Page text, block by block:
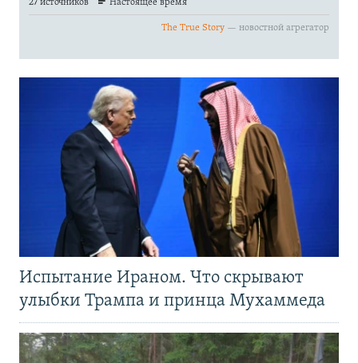
Испытание Ираном. Что скрывают
улыбки Трампа и принца Мухаммеда